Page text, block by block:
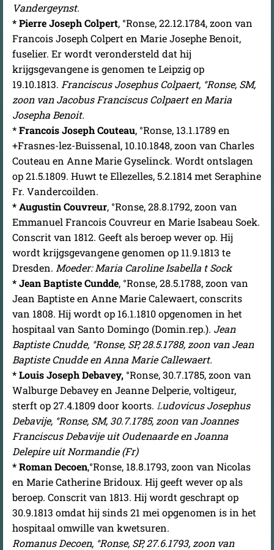
Vandergeynst.
* Pierre Joseph Colpert, °Ronse, 22.12.1784, zoon van
Francois Joseph Colpert en Marie Josephe Benoit,
fuselier. Er wordt verondersteld dat hij
krijgsgevangene is genomen te Leipzig op
19.10.1813. Franciscus Josephus Colpaert, °Ronse, SM,
zoon van Jacobus Franciscus Colpaert en Maria
Josepha Benoit.
*Francois Joseph Couteau, °Ronse, 13.1.1789 en
+Frasnes-lez-Buissenal, 10.10.1848, zoon van Charles
Couteau en Anne Marie Gyselinck. Wordt ontslagen
op 21.5.1809. Huwt te Ellezelles, 5.2.1814 met Seraphine
Fr. Vandercoilden.
* Augustin Couvreur, °Ronse, 28.8.1792, zoon van
Emmanuel Francois Couvreur en Marie Isabeau Soek.
Conscrit van 1812. Geeft als beroep wever op. Hij
wordt krijgsgevangene genomen op 11.9.1813 te
Dresden. Moeder: Maria Caroline Isabella t Sock
* Jean Baptiste Cundde, °Ronse, 28.5.1788, zoon van
Jean Baptiste en Anne Marie Calewaert, conscrits
van 1808. Hij wordt op 16.1.1810 opgenomen in het
hospitaal van Santo Domingo (Domin.rep.). Jean
Baptiste Cnudde, °Ronse, SP, 28.5.1788, zoon van Jean
Baptiste Cnudde en Anna Marie Callewaert.
* Louis Joseph Debavey, °Ronse, 30.7.1785, zoon van
Walburge Debavey en Jeanne Delperie, voltigeur,
sterft op 27.4.1809 door koorts. Ludovicus Josephus
Debavije, °Ronse, SM, 30.7.1785, zoon van Joannes
Franciscus Debavije uit Oudenaarde en Joanna
Delepire uit Normandie (Fr)
* Roman Decoen,°Ronse, 18.8.1793, zoon van Nicolas
en Marie Catherine Bridoux. Hij geeft wever op als
beroep. Conscrit van 1813. Hij wordt geschrapt op
30.9.1813 omdat hij sinds 21 mei opgenomen is in het
hospitaal omwille van kwetsuren.
Romanus Decoen, °Ronse, SP, 27.6.1793, zoon van